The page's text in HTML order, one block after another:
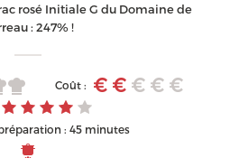
rosé Initiale G du Domaine de
: 247% !
Coût :
: 45 minutes